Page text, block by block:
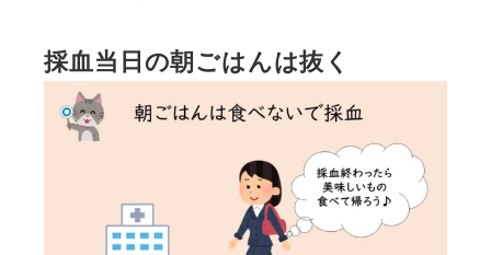
採血当日の朝ごはんは抜く